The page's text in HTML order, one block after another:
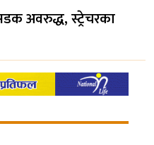
अवरुद्ध, स्ट्रेचरका